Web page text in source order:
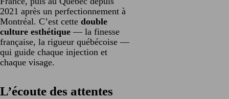
2021 après un perfectionnement à
Montréal. C’est cette double
culture esthétique — la finesse
française, la rigueur québécoise —
qui guide chaque injection et
chaque visage.
L’écoute des attentes